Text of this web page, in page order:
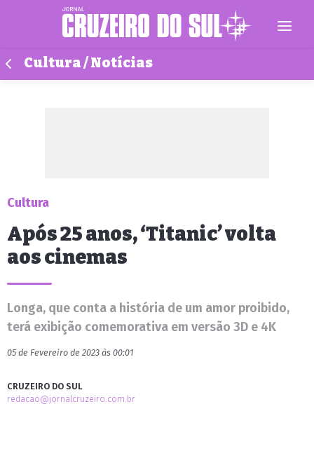
Cultura / Notícias
Cultura
Após 25 anos, ‘Titanic’ volta
aos cinemas
Longa, que conta a história de um amor proibido,
terá exibição comemorativa em versão 3D e 4K
05 de Fevereiro de 2023 às 00:01
CRUZEIRO DO SUL
redacao@jornalcruzeiro.com.br